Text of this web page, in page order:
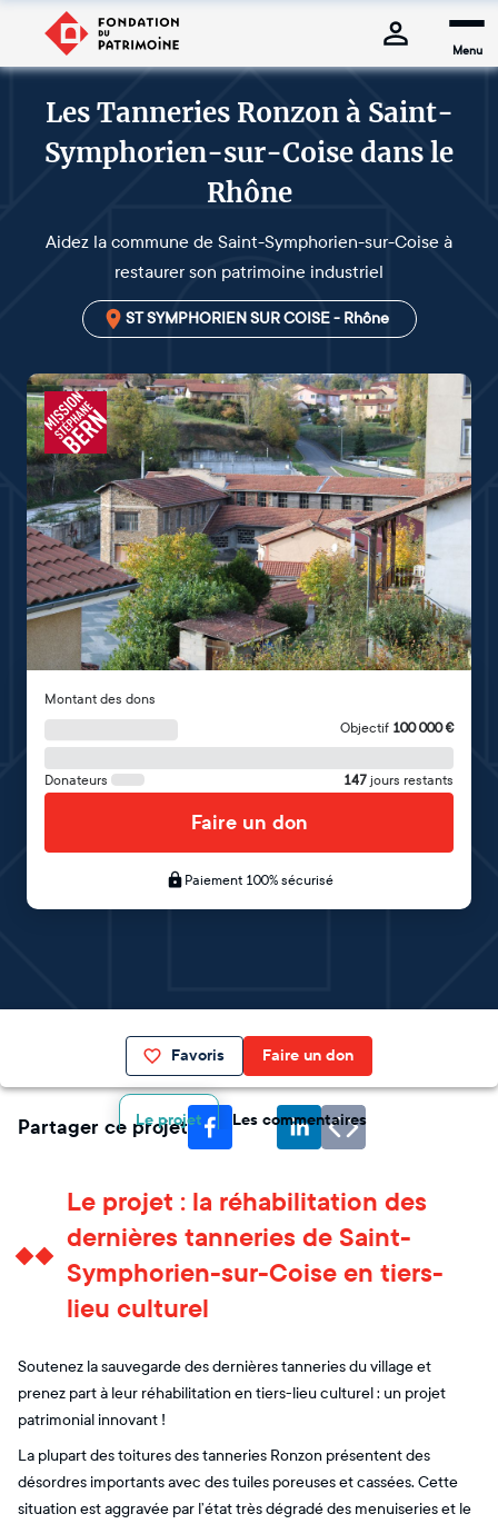
Menu
Les Tanneries Ronzon à Saint-
Symphorien-sur-Coise dans le
Rhône
Aidez la commune de Saint-Symphorien-sur-Coise à
restaurer son patrimoine industriel
ST SYMPHORIEN SUR COISE - Rhône
Montant des dons
Objectif 100 000€
Donateurs 147 jours restants
Faire un don
Paiement 100% sécurisé
Favoris Faire un don
Le projet Les commentaires
Partager ce projet
Le projet : la réhabilitation des
dernières tanneries de Saint-
Symphorien-sur-Coise en tiers-
lieu culturel
Soutenez la sauvegarde des dernières tanneries du village et
prenez part à leur réhabilitation en tiers-lieu culturel : un projet
patrimonial innovant !
La plupart des toitures des tanneries Ronzon présentent des
désordres importants avec des tuiles poreuses et cassées. Cette
situation est aggravée par l’état très dégradé des menuiseries et le